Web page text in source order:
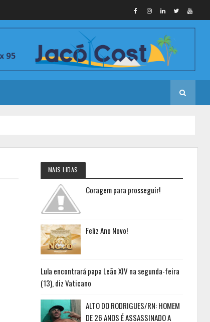
MAIS LIDAS
Coragem para prosseguir!
Feliz Ano Novo!
Lula encontrará papa Leão XIV na segunda-feira
(13), diz Vaticano
ALTO DO RODRIGUES/RN: HOMEM
DE 26 ANOS É ASSASSINADO A